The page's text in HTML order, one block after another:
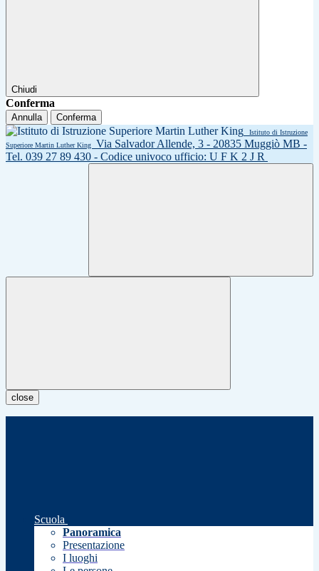
Chiudi
Conferma
Annulla Conferma
Istituto di Istruzione
Superiore Martin Luther King
Via Salvador Allende, 3 - 20835 Muggiò MB -
Tel. 039 27 89 430 - Codice univoco ufficio: U F K 2 J R
close
Scuola
Panoramica
Presentazione
I luoghi